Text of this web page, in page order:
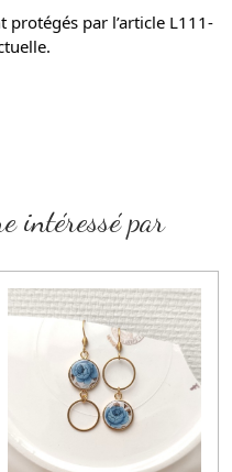
protégés par l’article L111-
intéressé par